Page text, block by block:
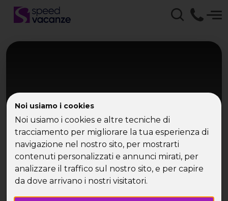
Noi usiamo i cookies
Noi usiamo i cookies e altre tecniche di
tracciamento per migliorare la tua esperienza di
navigazione nel nostro sito, per mostrarti
contenuti personalizzati e annunci mirati, per
analizzare il traffico sul nostro sito, e per capire
da dove arrivano i nostri visitatori.
Isole Pontine
Catamarano alle Pontine